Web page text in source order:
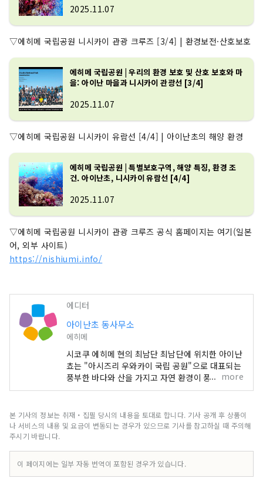
2025.11.07
▽에히메 국립공원 니시카이 관광 크루즈 [3/4] | 환경보전·산호보호
에히메 국립공원 | 우리의 환경 보호 및 산호 보호와 마
을: 아이난 마을과 니시카이 관광선 [3/4]
2025.11.07
▽에히메 국립공원 니시카이 유람선 [4/4] | 아이난초의 해양 환경
에히메 국립공원 | 특별보호구역, 해양 특징, 환경 조
건. 아이난초, 니시카이 유람선 [4/4]
2025.11.07
▽에히메 국립공원 니시카이 관광 크루즈 공식 홈페이지는 여기(일본
어, 외부 사이트)
https://nishiumi.info/
에디터
아이난초 동사무소
에히메
시코쿠 에히메 현의 최남단 최남단에 위치한 아이난
쵸는 "아시즈리 우와카이 국립 공원"으로 대표되는
풍부한 바다와 산을 가지고 자연 환경이 풍부한 지
역입니다 기후는 사계절을 통해 온난하고 산호와 열
more
본 기사의 정보는 취재・집필 당시의 내용을 토대로 합니다. 기사 공개 후 상품이
나 서비스의 내용 및 요금이 변동되는 경우가 있으므로 기사를 참고하실 때 주의해
주시기 바랍니다.
이 페이지에는 일부 자동 번역이 포함된 경우가 있습니다.